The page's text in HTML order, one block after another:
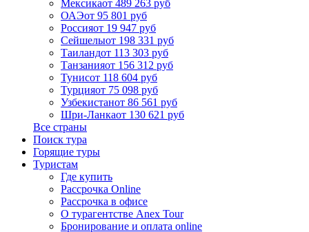
Мексикаот 489 263 руб
ОАЭот 95 801 руб
Россияот 19 947 руб
Сейшелыот 198 331 руб
Таиландот 113 303 руб
Танзанияот 156 312 руб
Тунисот 118 604 руб
Турцияот 75 098 руб
Узбекистанот 86 561 руб
Шри-Ланкаот 130 621 руб
Все страны
Поиск тура
Горящие туры
Туристам
Где купить
Рассрочка Online
Рассрочка в офисе
О турагентстве Anex Tour
Бронирование и оплата online